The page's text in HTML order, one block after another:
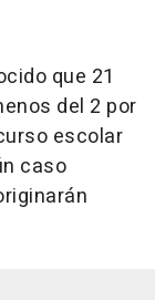
que 21
del 2 por
escolar
caso